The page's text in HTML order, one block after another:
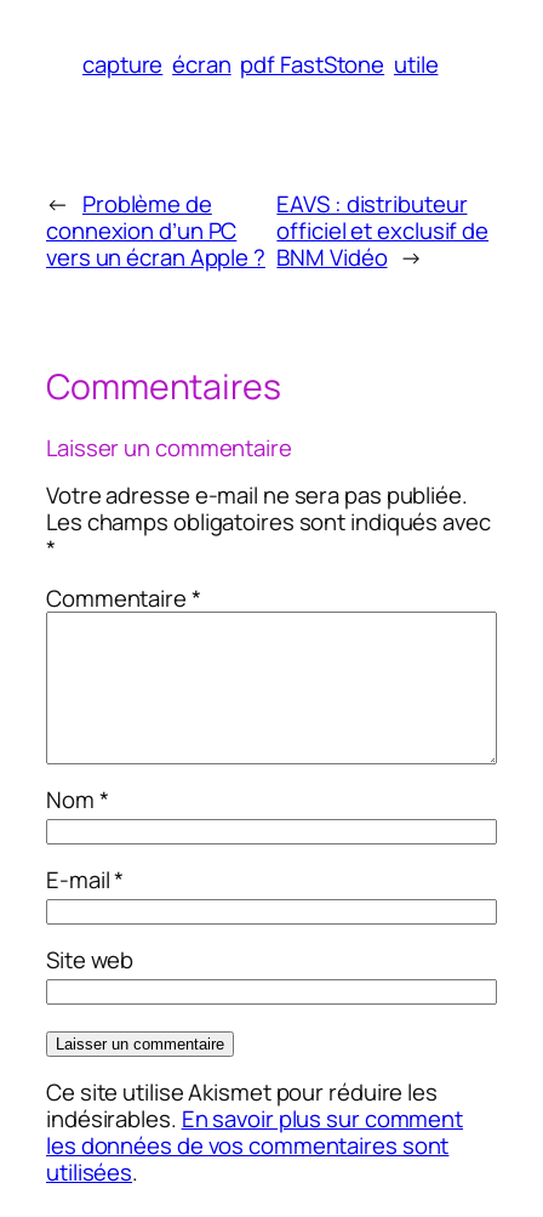
capture écran pdf FastStone utile
← Problème de
connexion d’un PC
vers un écran Apple ?
EAVS : distributeur
officiel et exclusif de
BNM Vidéo →
Commentaires
Laisser un commentaire
Votre adresse e-mail ne sera pas publiée.
Les champs obligatoires sont indiqués avec
*
Commentaire*
Nom*
E-mail*
Site web
Ce site utilise Akismet pour réduire les
indésirables. En savoir plus sur comment
les données de vos commentaires sont
utilisées.